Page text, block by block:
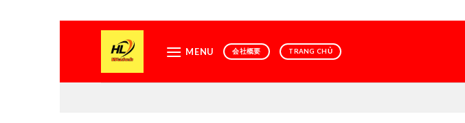
MENU 会社概要 TRANG CHỦ